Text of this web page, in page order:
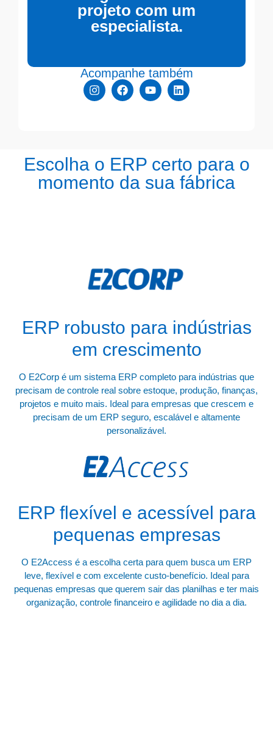
projeto com um
especialista.
Acompanhe também
Escolha o ERP certo para o
momento da sua fábrica
ERP robusto para indústrias
em crescimento
O E2Corp é um sistema ERP completo para indústrias que
precisam de controle real sobre estoque, produção, finanças,
projetos e muito mais. Ideal para empresas que crescem e
precisam de um ERP seguro, escalável e altamente
personalizável.
ERP flexível e acessível para
pequenas empresas
O E2Access é a escolha certa para quem busca um ERP
leve, flexível e com excelente custo-benefício. Ideal para
pequenas empresas que querem sair das planilhas e ter mais
organização, controle financeiro e agilidade no dia a dia.